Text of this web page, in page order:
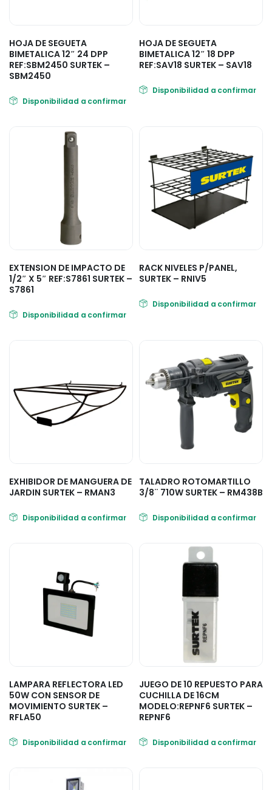
HOJA DE SEGUETA
BIMETALICA 12″ 24 DPP
REF:SBM2450 SURTEK –
SBM2450
Disponibilidad a confirmar
HOJA DE SEGUETA
BIMETALICA 12″ 18 DPP
REF:SAV18 SURTEK – SAV18
Disponibilidad a confirmar
EXTENSION DE IMPACTO DE
1/2″ X 5″ REF:S7861 SURTEK –
S7861
Disponibilidad a confirmar
RACK NIVELES P/PANEL,
SURTEK – RNIV5
Disponibilidad a confirmar
EXHIBIDOR DE MANGUERA DE
JARDIN SURTEK – RMAN3
Disponibilidad a confirmar
TALADRO ROTOMARTILLO
3/8¨ 710W SURTEK – RM438B
Disponibilidad a confirmar
LAMPARA REFLECTORA LED
50W CON SENSOR DE
MOVIMIENTO SURTEK –
RFLA50
Disponibilidad a confirmar
JUEGO DE 10 REPUESTO PARA
CUCHILLA DE 16CM
MODELO:REPNF6 SURTEK –
REPNF6
Disponibilidad a confirmar